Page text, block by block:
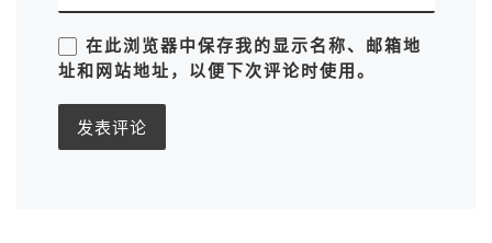
在此浏览器中保存我的显示名称、邮箱地
址和网站地址，以便下次评论时使用。